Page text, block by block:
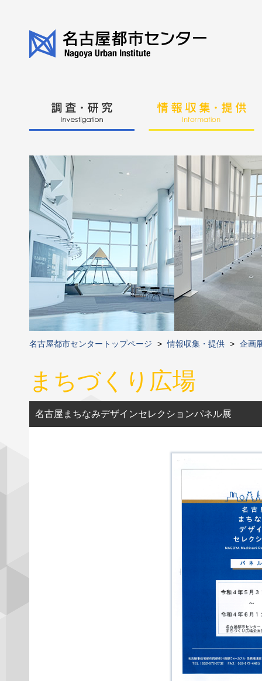
名古屋都市センタートップページ > 情報収集・提供 > 企画
まちづくり広場
名古屋まちなみデザインセレクションパネル展